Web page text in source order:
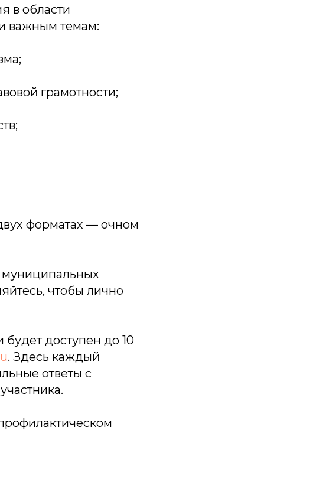
в области
важным темам:
грамотности;
форматах — очном
муниципальных
чтобы лично
доступен до 10
. Здесь каждый
ответы с